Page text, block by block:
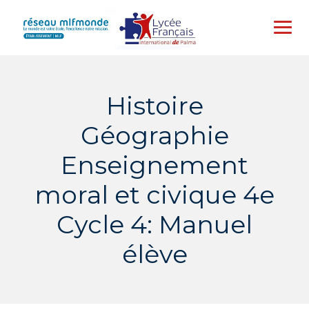
content
Histoire
Géographie
Enseignement
moral et civique 4e
Cycle 4: Manuel
élève